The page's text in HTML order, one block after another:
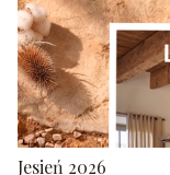
Jesień 2026